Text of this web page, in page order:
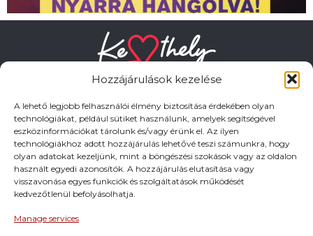
Hozzájárulások kezelése
A lehető legjobb felhasználói élmény biztosítása érdekében olyan
technológiákat, például sütiket használunk, amelyek segítségével
eszközinformációkat tárolunk és/vagy érünk el. Az ilyen
technológiákhoz adott hozzájárulás lehetővé teszi számunkra, hogy
olyan adatokat kezeljünk, mint a böngészési szokások vagy az oldalon
használt egyedi azonosítók. A hozzájárulás elutasítása vagy
visszavonása egyes funkciók és szolgáltatások működését
kedvezőtlenül befolyásolhatja.
Manage services
HASZNOS LINKEK
Adatkezelési tájékoztató
Impresszum